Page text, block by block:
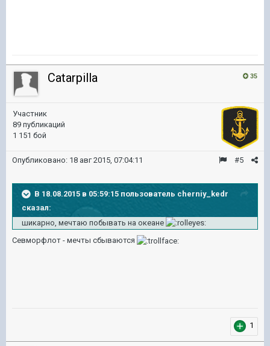
35
Catarpilla
Участник
89 публикаций
1 151 бой
#5
Опубликовано: 18 авг 2015, 07:04:11
В 18.08.2015 в 05:59:15 пользователь cherniy_kedr
сказал:
шикарно, мечтаю побывать на океане
Севморфлот - мечты сбываются
1